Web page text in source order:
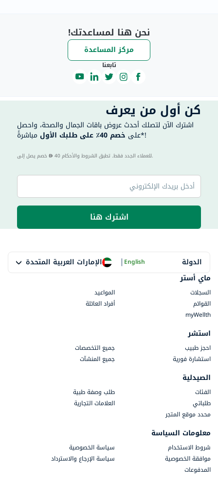
نحن هنا لمساعدتك!
مركز المساعدة
تابعنا
كن أول من يعرف
اشترك الآن لتصلك أحدث عروض باقات الجمال والصحة، واحصل
على خصم 40٪ على طلبك الأول مباشرةً*!
40 للعملاء الجدد فقط. تطبق الشروط والأحكام.
اشترك هنا
الدولة الإمارات العربية المتحدة |English
ماي أستر
السجلات
المواعيد
القوائم
أفراد العائلة
myWellth
استشر
احجز طبيب
جميع التخصصات
استشارة فورية
جميع المنشآت
الصيدلية
الفئات
طلب وصفة طبية
طلباتي
العلامات التجارية
محدد موقع المتجر
معلومات السياسة
شروط الاستخدام
سياسة الخصوصية
موافقة الخصوصية
سياسة الإرجاع والاسترداد
المدفوعات